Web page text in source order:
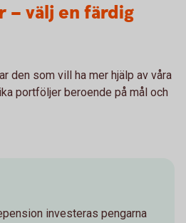
välj en färdig
den som vill ha mer hjälp av våra
portföljer beroende på mål och
investeras pengarna